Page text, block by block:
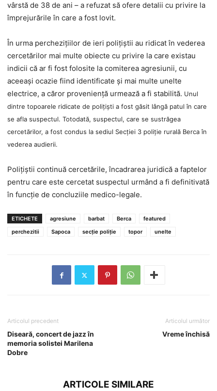
vârstă de 38 de ani – a refuzat să ofere detalii cu privire la
împrejurările în care a fost lovit.
În urma percheziţiilor de ieri poliţiştii au ridicat în vederea
cercetărilor mai multe obiecte cu privire la care existau
indicii că ar fi fost folosite la comiterea agresiunii, cu
aceeaşi ocazie fiind identificate şi mai multe unelte
electrice, a căror provenienţă urmează a fi stabilită. Unul
dintre topoarele ridicate de poliţişti a fost găsit lângă patul în care
se afla suspectul. Totodată, suspectul, care se sustrăgea
cercetărilor, a fost condus la sediul Secţiei 3 poliţie rurală Berca în
vederea audierii.
Poliţiştii continuă cercetările, încadrarea juridică a faptelor
pentru care este cercetat suspectul urmând a fi definitivată
în funcţie de concluziile medico-legale.
ETICHETE agresiune barbat Berca
featured
perchezitii
Sapoca secţie poliţie topor unelte
Articolul precedent
Diseară, concert de jazz în
memoria solistei Marilena
Dobre
Articolul următor
Vreme închisă
ARTICOLE SIMILARE